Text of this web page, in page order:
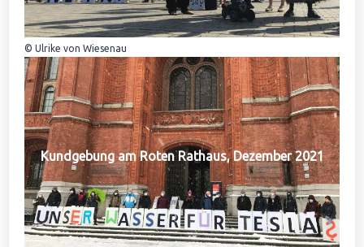
© Ulrike von Wiesenau
Kundgebung am Roten Rathaus, Dezember 2021